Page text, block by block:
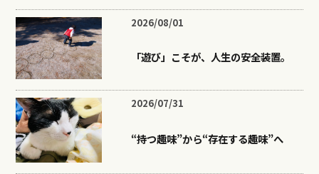
2026/08/01
「遊び」こそが、人生の安全装置。
2026/07/31
“持つ趣味”から“存在する趣味”へ